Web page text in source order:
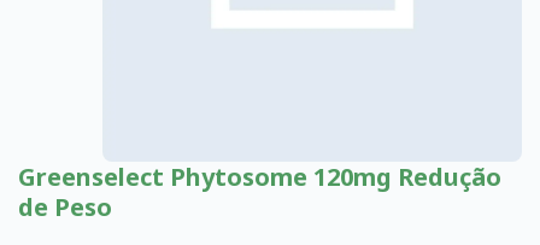
Greenselect Phytosome 120mg Redução
de Peso